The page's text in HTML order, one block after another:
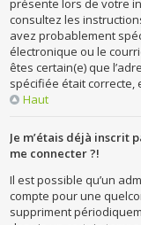
présente lors de votre
consultez les
avez probablement
électronique ou le
êtes certain(e) que
spécifiée était correcte,
Haut
Je m’étais déjà inscrit
me connecter ?!
Il est possible qu’un
compte pour une
suppriment